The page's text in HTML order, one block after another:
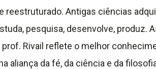
Antigas ciências
pesquisa, desenvolve, produz.
Rivail reflete o melhor
da fé, da ciência e da